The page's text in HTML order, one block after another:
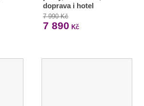
doprava i hotel
7 990 Kč
7 890 Kč